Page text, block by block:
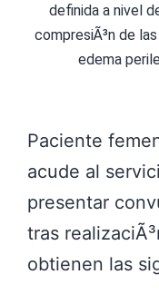
definida a nivel
compresiÃ³n de
edema
Paciente
acude al
presentar
tras
obtienen las